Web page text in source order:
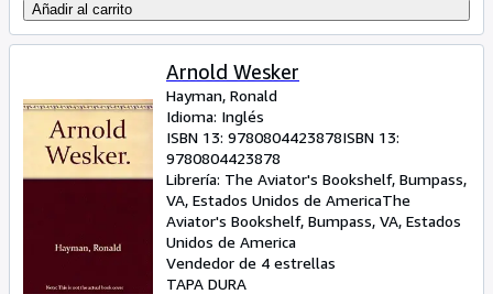
Añadir al carrito
Arnold Wesker
Hayman, Ronald
Idioma: Inglés
ISBN 13: 9780804423878ISBN 13:
9780804423878
Librería: The Aviator's Bookshelf, Bumpass,
VA, Estados Unidos de AmericaThe
Aviator's Bookshelf, Bumpass, VA, Estados
Unidos de America
Vendedor de 4 estrellas
TAPA DURA